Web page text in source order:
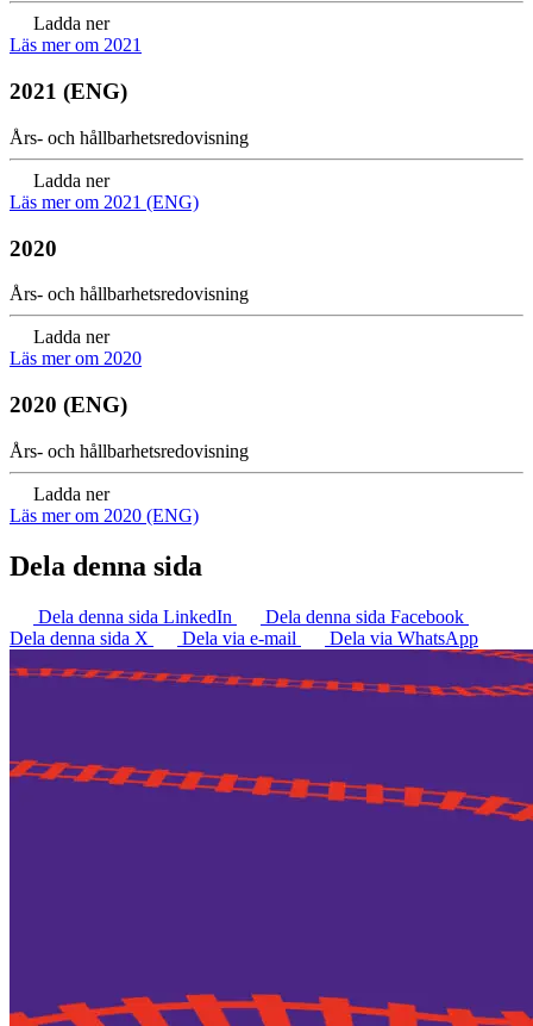
Ladda ner
Läs mer om 2021
2021 (ENG)
Års- och hållbarhetsredovisning
Ladda ner
Läs mer om 2021 (ENG)
2020
Års- och hållbarhetsredovisning
Ladda ner
Läs mer om 2020
2020 (ENG)
Års- och hållbarhetsredovisning
Ladda ner
Läs mer om 2020 (ENG)
Dela denna sida
Dela denna sida LinkedIn
Dela denna sida Facebook
Dela denna sida X
Dela via e-mail Dela via WhatsApp